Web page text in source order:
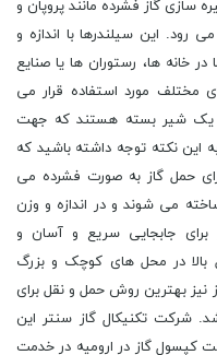
سازی گاز فشرده مانند پروپان و
رود. این سیلندرها با اندازه و
خانه ها، رستوران ها یا صنایع
مختلف مورد استفاده قرار می
و یک شیر بسته هستند که جهت
این نکته توجه داشته باشید که
حمل گاز به صورت فشرده می
می شوند و در اندازه و وزن
برای جابجایی سریع و آسان و
بالا در محل های کوچک و بزرگ
نیز بهترین روش حمل و نقل برای
شرکت تکنیکال گاز سنتر این
کپسول گاز در ارومیه در خدمت